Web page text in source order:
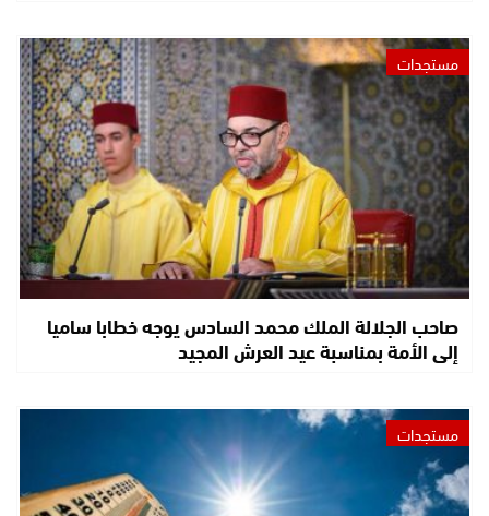
مستجدات
صاحب الجلالة الملك محمد السادس يوجه خطابا ساميا
إلى الأمة بمناسبة عيد العرش المجيد
مستجدات